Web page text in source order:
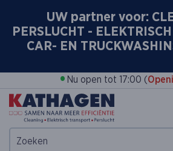
UW partner voor:
PERSLUCHT -
CAR- EN
• Nu open tot 17:00 (